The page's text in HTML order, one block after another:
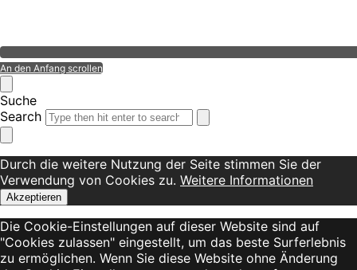
An den Anfang scrollen
Suche
Search
Durch die weitere Nutzung der Seite stimmen Sie der
Verwendung von Cookies zu. Weitere Informationen
Akzeptieren
Die Cookie-Einstellungen auf dieser Website sind auf
"Cookies zulassen" eingestellt, um das beste Surferlebnis
zu ermöglichen. Wenn Sie diese Website ohne Änderung